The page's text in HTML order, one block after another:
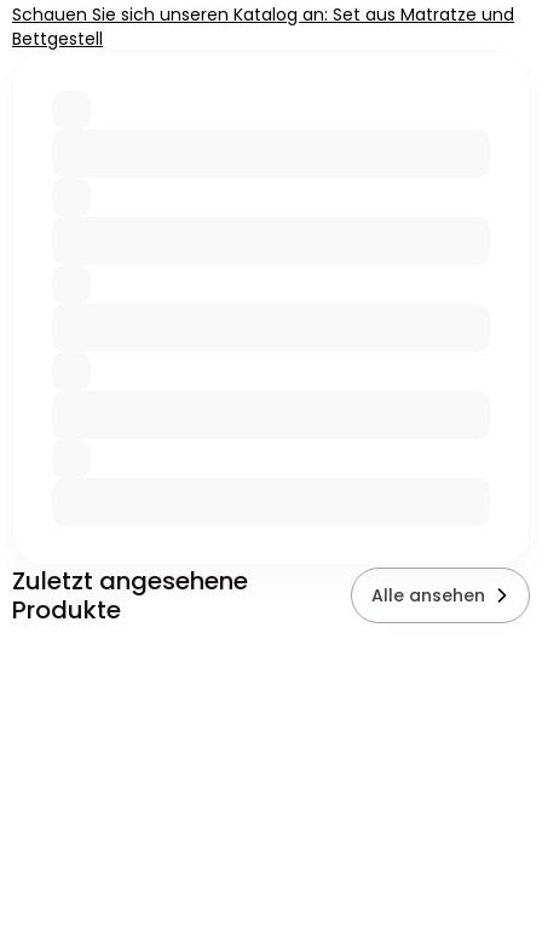
Schauen Sie sich unseren Katalog an: Set aus Matratze und
Bettgestell
Zuletzt angesehene
Produkte
Alle ansehen